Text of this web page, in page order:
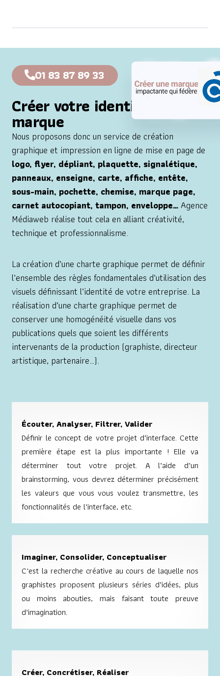
01 83 87 89 33
Créer votre identité de
marque
Nous proposons donc un service de création
graphique et impression en ligne de mise en page de
logo, flyer, dépliant, plaquette, signalétique,
panneaux, enseigne, carte, affiche, entête,
sous-main, pochette, chemise, marque page,
carnet autocopiant, tampon, enveloppe…Agence
Médiaweb réalise tout cela en alliant créativité,
technique et professionnalisme.
La création d’une charte graphique permet de définir
l’ensemble des règles fondamentales d’utilisation des
visuels définissant l’identité de votre entreprise. La
réalisation d’une charte graphique permet de
conserver une homogénéité visuelle dans vos
publications quels que soient les différents
intervenants de la production (graphiste, directeur
artistique, partenaire…).
Écouter, Analyser, Filtrer, Valider
Définir le concept de votre projet d’interface. Cette
première étape est la plus importante ! Elle va
déterminer tout votre projet. A l’aide d’un
brainstorming, vous devrez déterminer précisément
les valeurs que vous vous voulez transmettre, les
fonctionnalités de l’interface, etc.
Imaginer, Consolider, Conceptualiser
C'est la recherche créative au cours de laquelle nos
graphistes proposent plusieurs séries d’idées, plus
ou moins abouties, mais faisant toute preuve
d’imagination.
Créer, Concrétiser, Réaliser